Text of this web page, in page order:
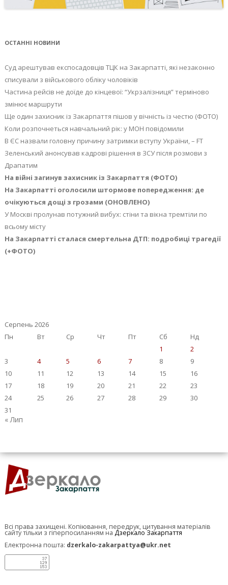
ОСТАННІ НОВИНИ
Суд арештував експосадовців ТЦК на Закарпатті, які незаконно
списували з військового обліку чоловіків
Частина рейсів не доїде до кінцевої: “Укрзалізниця” терміново
змінює маршрути
Ще один захисник із Закарпаття пішов у вічність із честю (ФОТО)
Коли розпочнеться навчальний рік: у МОН повідомили
В ЄС назвали головну причину затримки вступу України, – FT
Зеленський анонсував кадрові рішення в ЗСУ після розмови з
Драпатим
На війні загинув захисник із Закарпаття (ФОТО)
На Закарпатті оголосили штормове попередження: де
очікуються дощі з грозами (ОНОВЛЕНО)
У Москві пролунав потужний вибух: стіни та вікна тремтіли по
всьому місту
На Закарпатті сталася смертельна ДТП: подробиці трагедії
(+ФОТО)
Серпень 2026
Пн
Вт Ср Чт Пт Сб
Нд
1
2
3
4 5 6 7 8
9
10
11 12 13 14 15
16
17
18 19 20 21 22
23
24
25 26 27 28 29
30
31
« Лип
Всі права захищені. Копіювання, передрук, цитування матеріалів
сайту тільки з гіперпосиланням на Дзеркало Закарпаття
Електронна пошта: dzerkalo-zakarpattya@ukr.net